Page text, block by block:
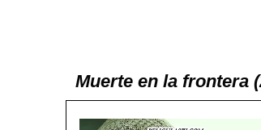
Muerte en la frontera